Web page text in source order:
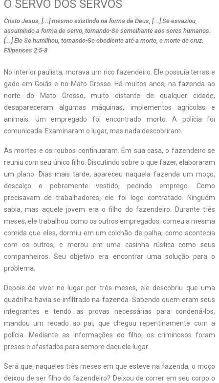
O SERVO DOS SERVOS
Cristo Jesus, [...] mesmo existindo na forma de Deus, [...] Se esvaziou,
assumindo a forma de servo, tornando-Se semelhante aos seres humanos.
[...] Ele Se humilhou, tornando-Se obediente até a morte, e morte de cruz.
Filipenses 2:5-8
No interior paulista, morava um rico fazendeiro. Ele possuía terras e
gado em Goiás e no Mato Grosso. Há muitos anos, na fazenda ao
norte do Mato Grosso, muito distante de qualquer cidade,
desapareceram algumas máquinas, implementos agrícolas e
animais. Um empregado foi encontrado morto. A polícia foi
comunicada. Examinaram o lugar, mas nada descobriram.
As mortes e os roubos continuaram. Em sua casa, o fazendeiro se
reuniu com seu único filho. Discutindo sobre o que fazer, elaboraram
um plano. Dias mais tarde, apareceu naquela fazenda um moço,
descalço e pobremente vestido, pedindo emprego. Como
precisavam de trabalhadores, ele foi logo contratado. Ninguém
sabia, mas aquele jovem era o filho do fazendeiro. Durante três
meses, ele trabalhou como os outros empregados, comeu a mesma
comida que eles, dormiu em um colchão de palha, como acontecia
com os outros, e morou em uma casinha rústica como seus
companheiros. Seu objetivo era encontrar uma solução para o
problema.
Depois de viver no lugar por três meses, ele descobriu que uma
quadrilha havia se infiltrado na fazenda. Sabendo quem eram seus
integrantes e tendo as provas necessárias para condená-los,
mandou um recado ao pai, que chegou repentinamente com a
polícia. Mediante as informações do filho, os criminosos foram
presos e afastados para sempre daquele lugar.
Será que, naqueles três meses em que esteve na fazenda, o moço
deixou de ser filho do fazendeiro? Deixou de correr em seu corpo o